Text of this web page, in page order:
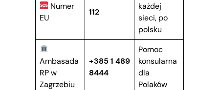
Numer
EU
112
każdej
sieci, po
polsku
Ambasada
RP w
Zagrzebiu
+385 1 489
8444
Pomoc
konsularna
dla
Polaków